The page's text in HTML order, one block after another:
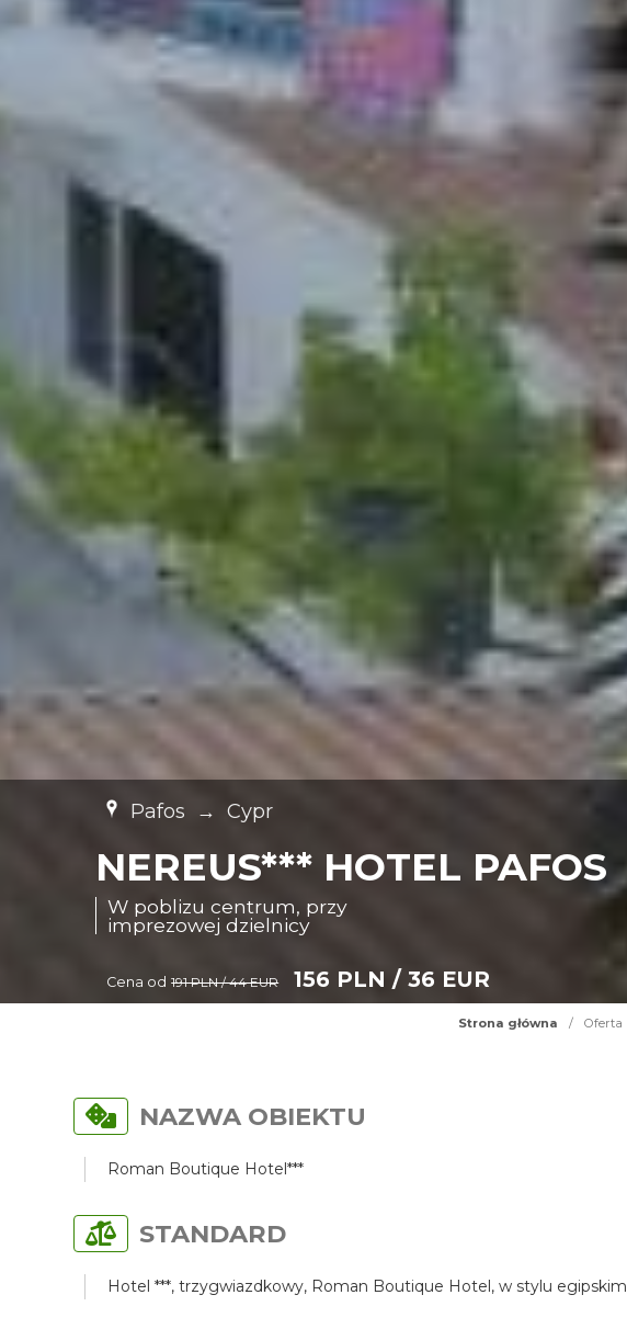
Pafos → Cypr
NEREUS*** HOTEL PAFOS
W poblizu centrum, przy
imprezowej dzielnicy
Cena od 191 PLN / 44 EUR 156 PLN / 36 EUR
Strona główna / Oferta
NAZWA OBIEKTU
Roman Boutique Hotel***
STANDARD
Hotel ***, trzygwiazdkowy, Roman Boutique Hotel, w stylu egipskim